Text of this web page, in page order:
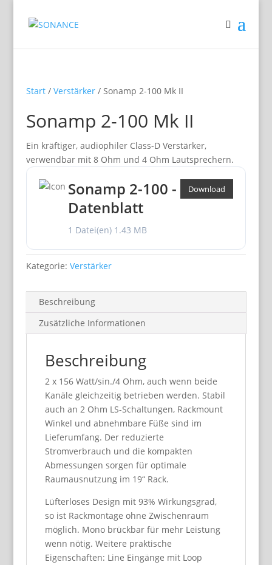
Start/ Verstärker/ Sonamp 2-100 Mk II
Sonamp 2-100 Mk II
Ein kräftiger, audiophiler Class-D Verstärker,
verwendbar mit 8 Ohm und 4 Ohm Lautsprechern.
Sonamp 2-100 -
Datenblatt
1 Datei(en) 1.43 MB
Download
Kategorie: Verstärker
Beschreibung
Zusätzliche Informationen
Beschreibung
2 x 156 Watt/sin./4 Ohm, auch wenn beide
Kanäle gleichzeitig betrieben werden. Stabil
auch an 2 Ohm LS-Schaltungen, Rackmount
Winkel und abnehmbare Füße sind im
Lieferumfang. Der reduzierte
Stromverbrauch und die kompakten
Abmessungen sorgen für optimale
Raumausnutzung im 19“ Rack.
Lüfterloses Design mit 93% Wirkungsgrad,
so ist Rackmontage ohne Zwischenraum
möglich. Mono brückbar für mehr Leistung
wenn nötig. Weitere praktische
Eigenschaften: Line Eingänge mit Loop